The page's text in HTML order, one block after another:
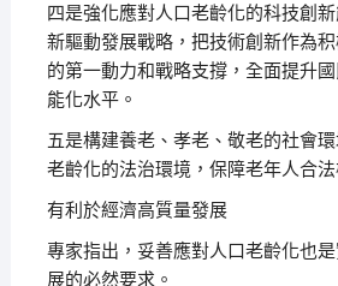
四是強化應對人口老齡化的科技創
新驅動發展戰略，把技術創新作為
的第一動力和戰略支撐，全面提升
能化水平。
五是構建養老、孝老、敬老的社會
老齡化的法治環境，保障老年人合法
有利於經濟高質量發展
專家指出，妥善應對人口老齡化也
展的必然要求。